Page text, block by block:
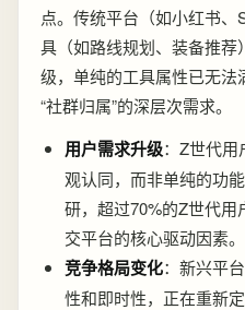
点。传统平台（如小红书
具（如路线规划、装备推
级，单纯的工具属性已无法
“社群归属”的深层次需求。
用户需求升级：Z世代
观认同，而非单纯的功
研，超过70%的Z世代用
交平台的核心驱动因素。
竞争格局变化：新兴平
性和即时性，正在重新